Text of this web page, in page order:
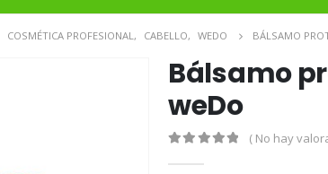
COSMÉTICA PROFESIONAL, CABELLO, WEDO BÁLSAMO
Bálsamo
weDo
( No hay